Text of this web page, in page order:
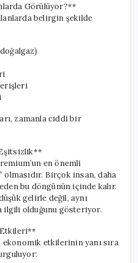
Görülüyor?**
belirgin şekilde
zamanla ciddi bir
en önemli
Birçok insan, daha
bu döngünün içinde kalır.
gelirle değil, aynı
ilgili olduğunu gösteriyor.
etkilerinin yanı sıra